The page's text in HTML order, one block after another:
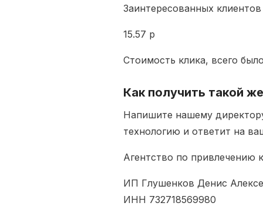
Заинтересованных клиентов
15.57 р
Стоимость клика, всего
Как получить такой
Напишите нашему
технологию и ответит на
Агентство по привлечению
ИП Глушенков Денис
ИНН 732718569980